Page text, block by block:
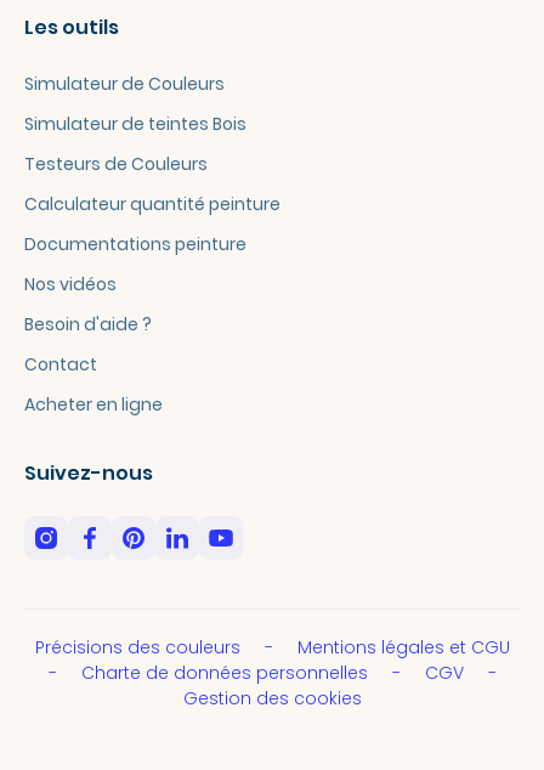
Les outils
Simulateur de Couleurs
Simulateur de teintes Bois
Testeurs de Couleurs
Calculateur quantité peinture
Documentations peinture
Nos vidéos
Besoin d'aide ?
Contact
Acheter en ligne
Suivez-nous
Précisions des couleurs
Mentions légales et CGU
Charte de données personnelles
CGV
Gestion des cookies